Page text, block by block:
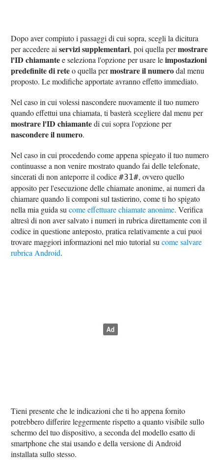
Dopo aver compiuto i passaggi di cui sopra, scegli la dicitura
per accedere aiservizi supplementari, poi quella permostrare
l'ID chiamantee seleziona l'opzione per usare leimpostazioni
predefinite di reteo quella permostrare il numerodal menu
proposto. Le modifiche apportate avranno effetto immediato.
Nel caso in cui volessi nascondere nuovamente il tuo numero
quando effettui una chiamata, ti basterà scegliere dal menu per
mostrare l'ID chiamantedi cui sopra l'opzione per
nascondere il numero.
Nel caso in cui procedendo come appena spiegato il tuo numero
continuasse a non venire mostrato quando fai delle telefonate,
sincerati di non anteporre il codice#31#, ovvero quello
apposito per l'esecuzione delle chiamate anonime, ai numeri da
chiamare quando li componi sul tastierino, come ti ho spigato
nella mia guida sucome effettuare chiamate anonime. Verifica
altresì di non aver salvato i numeri in rubrica direttamente con il
codice in questione anteposto, pratica relativamente a cui puoi
trovare maggiori informazioni nel mio tutorial sucome salvare
rubrica Android.
Tieni presente che le indicazioni che ti ho appena fornito
potrebbero differire leggermente rispetto a quanto visibile sullo
schermo del tuo dispositivo, a seconda del modello esatto di
smartphone che stai usando e della versione di Android
installata sullo stesso.